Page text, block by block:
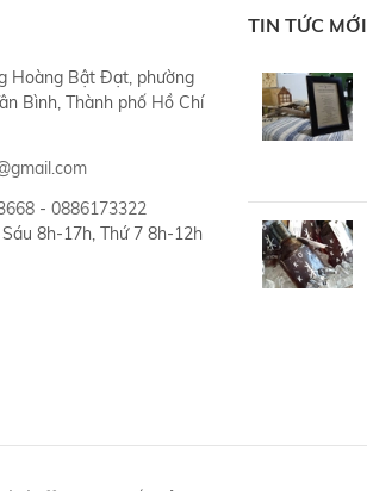
Hoàng Bật Đạt, phường
Bình, Thành phố Hồ Chí
- 0886173322
8h-17h, Thứ 7 8h-12h
TIN TỨC MỚI